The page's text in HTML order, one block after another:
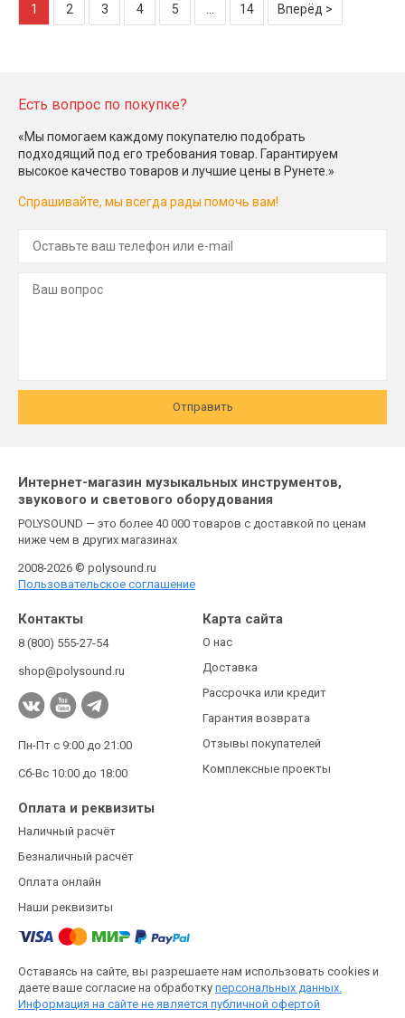
1 2 3 4 5 14 Вперёд >
Есть вопрос по покупке?
«Мы помогаем каждому покупателю подобрать
подходящий под его требования товар. Гарантируем
высокое качество товаров и лучшие цены в Рунете.»
Спрашивайте, мы всегда рады помочь вам!
Отправить
Интернет-магазин музыкальных инструментов,
звукового и светового оборудования
POLYSOUND — это более 40 000 товаров с доставкой по ценам
ниже чем в других магазинах
2008-2026 © polysound.ru
Пользовательское соглашение
Контакты
8 (800) 555-27-54
shop@polysound.ru
Пн-Пт с 9:00 до 21:00
Сб-Вс 10:00 до 18:00
Карта сайта
О нас
Доставка
Рассрочка или кредит
Гарантия возврата
Отзывы покупателей
Комплексные проекты
Оплата и реквизиты
Наличный расчёт
Безналичный расчёт
Оплата онлайн
Наши реквизиты
Оставаясь на сайте, вы разрешаете нам использовать cookies и
даете ваше согласие на обработку персональных данных.
Информация на сайте не является публичной офертой